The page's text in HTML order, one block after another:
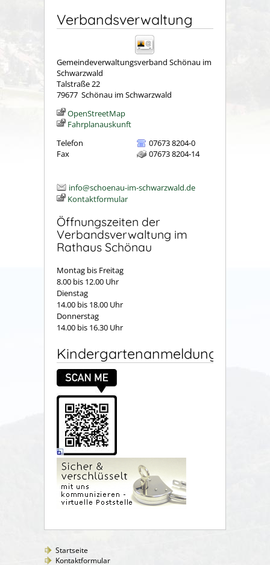
Verbandsverwaltung
Gemeindeverwaltungsverband Schönau im
Schwarzwald
Talstraße 22
79677 Schönau im Schwarzwald
OpenStreetMap
Fahrplanauskunft
Telefon
07673 8204-0
Fax
07673 8204-14
info@schoenau-im-schwarzwald.de
Kontaktformular
Öffnungszeiten der
Verbandsverwaltung im
Rathaus Schönau
Montag bis Freitag
8.00 bis 12.00 Uhr
Dienstag
14.00 bis 18.00 Uhr
Donnerstag
14.00 bis 16.30 Uhr
Kindergartenanmeldung
Startseite
Kontaktformular